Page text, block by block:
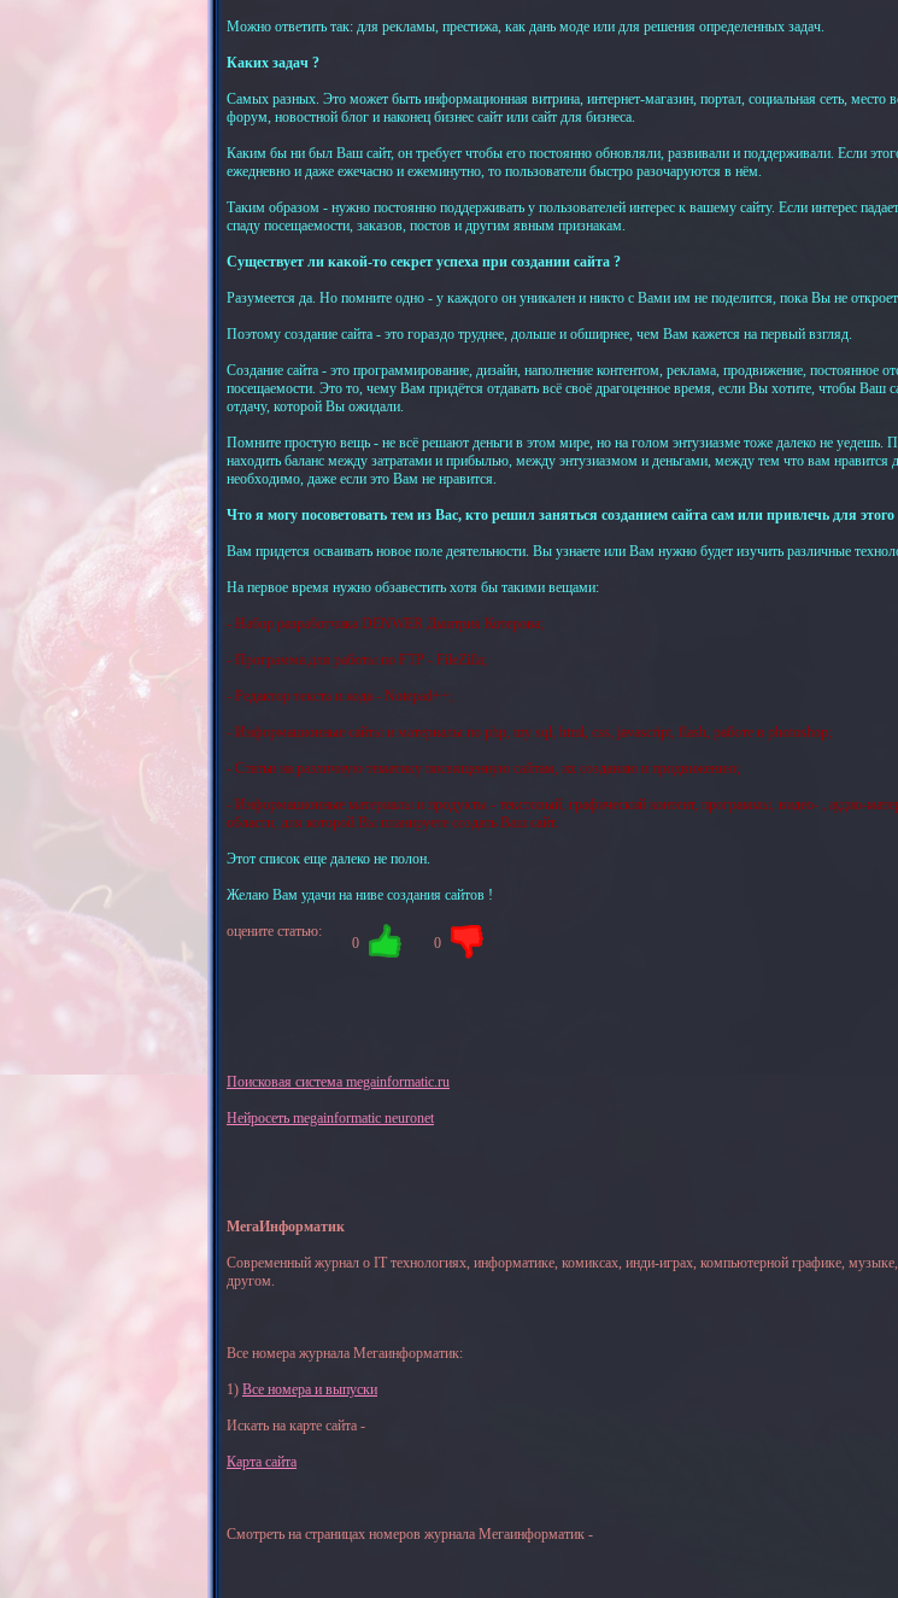
Можно ответить так: для рекламы, престижа, как дань моде или для решения определенных задач.
Каких задач ?
Самых разных. Это может быть информационная витрина, интернет-магазин, портал, социальная сеть, место
форум, новостной блог и наконец бизнес сайт или сайт для бизнеса.
Каким бы ни был Ваш сайт, он требует чтобы его постоянно обновляли, развивали и поддерживали. Если
ежедневно и даже ежечасно и ежеминутно, то пользователи быстро разочаруются в нём.
Таким образом - нужно постоянно поддерживать у пользователей интерес к вашему сайту. Если интерес
спаду посещаемости, заказов, постов и другим явным признакам.
Существует ли какой-то секрет успеха при создании сайта ?
Разумеется да. Но помните одно - у каждого он уникален и никто с Вами им не поделится, пока Вы не
Поэтому создание сайта - это гораздо труднее, дольше и обширнее, чем Вам кажется на первый взгляд.
Создание сайта - это программирование, дизайн, наполнение контентом, реклама, продвижение, постоянное
посещаемости. Это то, чему Вам придётся отдавать всё своё драгоценное время, если Вы хотите, чтобы Ваш
отдачу, которой Вы ожидали.
Помните простую вещь - не всё решают деньги в этом мире, но на голом энтузиазме тоже далеко не уедешь.
находить баланс между затратами и прибылью, между энтузиазмом и деньгами, между тем что вам нравится
необходимо, даже если это Вам не нравится.
Что я могу посоветовать тем из Вас, кто решил заняться созданием сайта сам или привлечь для этого
Вам придется осваивать новое поле деятельности. Вы узнаете или Вам нужно будет изучить различные
На первое время нужно обзавестить хотя бы такими вещами:
- Набор разработчика DENWER Дмитрия Котерова;
- Программа для работы по FTP - FileZilla;
- Редактор текста и кода - Notepad++;
- Информационные сайты и материалы по php, my sql, html, css, javascript, flash, работе в photoshop;
- Статьи на различную тематику посвященную сайтам, их созданию и продвижению;
- Информационные материалы и продукты - текстовый, графический контент, программы, видео- , аудио-
области, для которой Вы планируете создать Ваш сайт.
Этот список еще далеко не полон.
Желаю Вам удачи на ниве создания сайтов !
оцените статью:
0 0
Поисковая система megainformatic.ru
Нейросеть megainformatic neuronet
МегаИнформатик
Современный журнал о IT технологиях, информатике, комиксах, инди-играх, компьютерной графике,
другом.
Все номера журнала Мегаинформатик:
1) Все номера и выпуски
Искать на карте сайта -
Карта сайта
Смотреть на страницах номеров журнала Мегаинформатик -